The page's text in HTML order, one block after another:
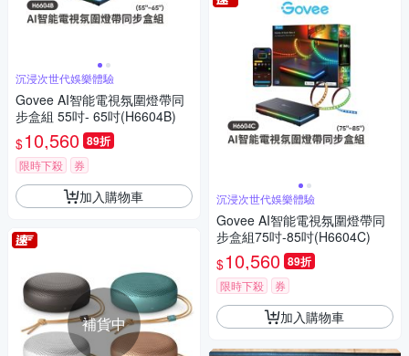
沉浸次世代娛樂體驗
Govee AI智能電視氛圍燈帶同
步盒組 55吋- 65吋(H6604B)
$10,560 89折
限時下殺 券
加入購物車
補貨中
沉浸次世代娛樂體驗
Govee AI智能電視氛圍燈帶同
步盒組75吋-85吋(H6604C)
$10,560 89折
限時下殺 券
加入購物車